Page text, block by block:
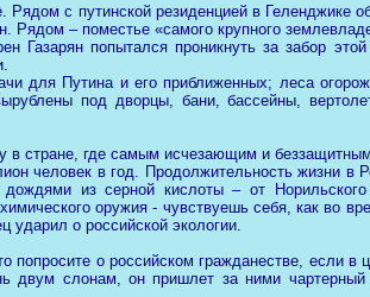
Рядом с путинской резиденцией в Геленджике
Рядом – поместье «самого крупного
Газарян попытался проникнуть за забор
для Путина и его приближенных; леса
под дворцы, бани, бассейны,
в стране, где самым исчезающим и
человек в год. Продолжительность жизни в
из серной кислоты – от Норильского
оружия - чувствуешь себя, как во
о российской экологии.
о российском гражданестве, если
двум слонам, он пришлет за ними